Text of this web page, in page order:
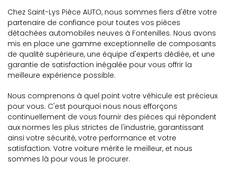
Chez Saint-Lys Pièce AUTO, nous sommes fiers d'être votre
partenaire de confiance pour toutes vos pièces
détachées automobiles neuves à Fontenilles. Nous avons
mis en place une gamme exceptionnelle de composants
de qualité supérieure, une équipe d'experts dédiée, et une
garantie de satisfaction inégalée pour vous offrir la
meilleure expérience possible.
Nous comprenons à quel point votre véhicule est précieux
pour vous. C'est pourquoi nous nous efforçons
continuellement de vous fournir des pièces qui répondent
aux normes les plus strictes de l'industrie, garantissant
ainsi votre sécurité, votre performance et votre
satisfaction. Votre voiture mérite le meilleur, et nous
sommes là pour vous le procurer.